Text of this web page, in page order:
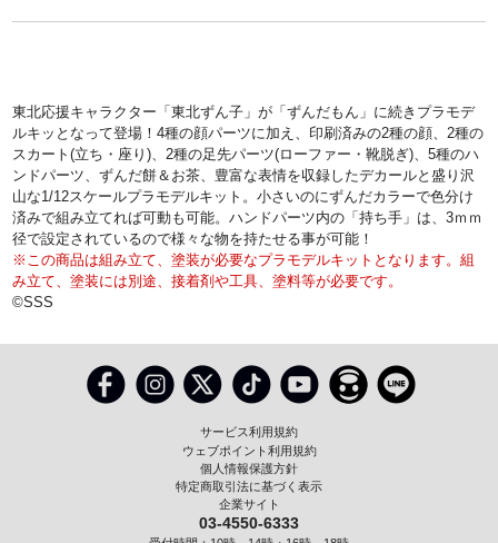
東北応援キャラクター「東北ずん子」が「ずんだもん」に続きプラモデ
ルキッとなって登場！4種の顔パーツに加え、印刷済みの2種の顔、2種の
スカート(立ち・座り)、2種の足先パーツ(ローファー・靴脱ぎ)、5種のハ
ンドパーツ、ずんだ餅＆お茶、豊富な表情を収録したデカールと盛り沢
山な1/12スケールプラモデルキット。小さいのにずんだカラーで色分け
済みで組み立てれば可動も可能。ハンドパーツ内の「持ち手」は、3ｍｍ
径で設定されているので様々な物を持たせる事が可能！
※この商品は組み立て、塗装が必要なプラモデルキットとなります。組
み立て、塗装には別途、接着剤や工具、塗料等が必要です。
©SSS
サービス利用規約
ウェブポイント利用規約
個人情報保護方針
特定商取引法に基づく表示
企業サイト
03-4550-6333